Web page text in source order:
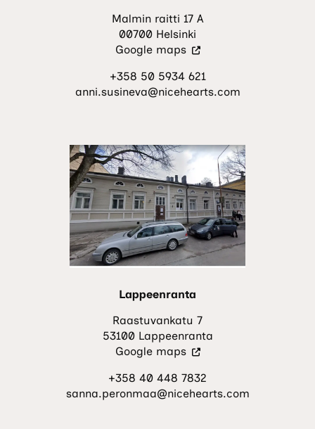
Malmin raitti 17 A
00700 Helsinki
Google maps(Vieraile
sivustolla.
Linkki
välilehteen.)
+358 50 5934 621
anni.susineva@nicehearts.com
Lappeenranta
Raastuvankatu 7
53100 Lappeenranta
Google maps(Vieraile
sivustolla.
Linkki
+358 40 448 7832
sanna.peronmaa@nicehearts.com